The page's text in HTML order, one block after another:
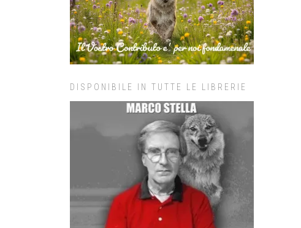
DISPONIBILE IN TUTTE LE LIBRERIE